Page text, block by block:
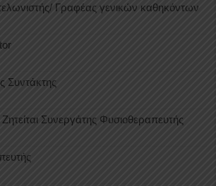
Γραφέας γενικών καθηκόντων
Συντάκτης
Συνεργάτης Φυσιοθεραπευτής